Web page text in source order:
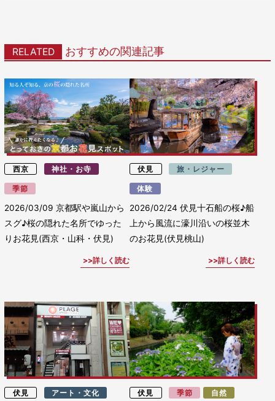
RELATED おすすめの関連記事
西京 神社・お寺
季節
2026/03/09京都駅や嵐山から
スグ♪桜の隠れた名所でゆった
りお花見(西京・山科・伏見)
詳しく読む
伏見 旅・レジャー
体験
2026/02/24 伏見十石船の桜♪船
上から風流に濠川沿いの桜並木
のお花見(伏見桃山)
詳しく読む
伏見 アート・文化 伏見 季節 自然